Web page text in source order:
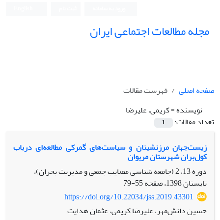
مجله مطالعات اجتماعی ایران
صفحه اصلی
فهرست مقالات
نویسنده =کریمی، علیرضا
تعداد مقالات:
1
زیست‌جهان مرزنشینان و سیاست‌های گمرکی مطالعه‌ای درباب
کول‌بران شهرستان مریوان
دوره 13، 2 (جامعه شناسی مصایب جمعی و مدیریت بحران)،
تابستان 1398، صفحه
55-79
https://doi.org/10.22034/jss.2019.43301
حسین دانش‌مهر، علیرضا کریمی، عثمان هدایت